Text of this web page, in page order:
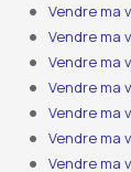
Vendre ma
Vendre ma
Vendre ma
Vendre ma
Vendre ma
Vendre ma
Vendre ma